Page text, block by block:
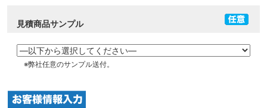
見積商品サンプル
※弊社任意のサンプル送付。